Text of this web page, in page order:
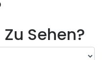
Sehen?